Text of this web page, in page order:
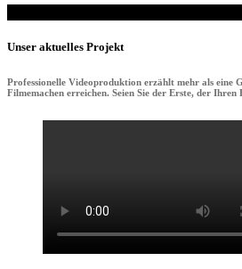
Unser aktuelles Projekt
Professionelle Videoproduktion erzählt mehr als eine
Filmemachen erreichen. Seien Sie der Erste, der